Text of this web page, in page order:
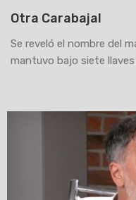
Otra Carabajal
Se reveló el nombre del
mantuvo bajo siete